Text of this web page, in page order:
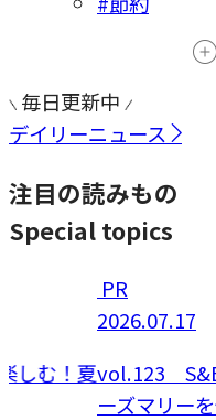
毎日更新中
デイリーニュース
注目の読みもの
Special topics
しむ！夏
PR
2026.07.17
vol.123 S&B
ーズマリー